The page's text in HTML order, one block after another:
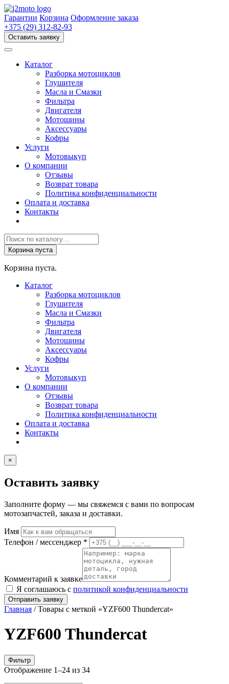
Перейти
к
содержимому
Гарантии Корзина Оформление заказа
+375 (29) 312-82-93
Оставить заявку
Каталог
Разборка мотоциклов
Глушителя
Масла и Смазки
Фильтра
Двигателя
Мотошины
Аксессуары
Кофры
Услуги
Мотовыкуп
О компании
Отзывы
Возврат товара
Политика конфиденциальности
Оплата и доставка
Контакты
Поиск
товаров
Корзина пуста
Корзина пуста.
Каталог
Разборка мотоциклов
Глушителя
Масла и Смазки
Фильтра
Двигателя
Мотошины
Аксессуары
Кофры
Услуги
Мотовыкуп
О компании
Отзывы
Возврат товара
Политика конфиденциальности
Оплата и доставка
Контакты
×
Оставить заявку
Заполните форму — мы свяжемся с вами по вопросам
мотозапчастей, заказа и доставки.
Имя
Телефон / мессенджер *
Комментарий к заявке
Я соглашаюсь с политикой конфиденциальности
Отправить заявку
Главная / Товары с меткой «YZF600 Thundercat»
YZF600 Thundercat
Фильтр
Отображение 1–24 из 34Сортировка: